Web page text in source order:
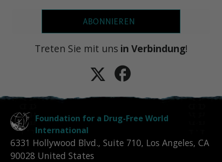
ABONNIEREN
Treten Sie mit uns in Verbindung!
Foundation for a Drug-Free World
International
6331 Hollywood Blvd., Suite 710, Los Angeles, CA
90028 United States